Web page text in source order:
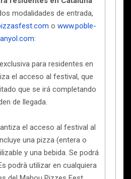
modalidades de entrada,
o www.poble-
:
para residentes en
el acceso al festival, que
que se irá completando
de llegada.
el acceso al festival al
una pizza (entera o
y una bebida. Se podrá
podrà utilizar en cualquiera